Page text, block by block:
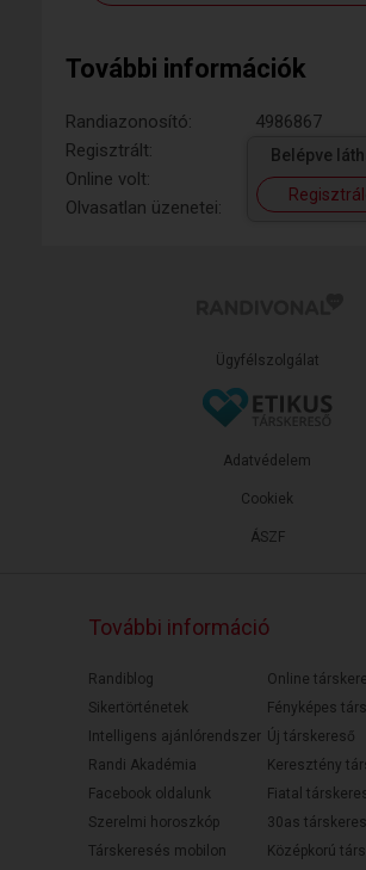
További információk
Randiazonosító:
4986867
Regisztrált:
Online volt:
Olvasatlan üzenetei:
Belépve
Ügyfélszolgálat
ÁSZF
Adatvédelem
Cookiek
További információ
Randiblog
Sikertörténetek
Intelligens ajánlórendszer
Randi Akadémia
Facebook oldalunk
Szerelmi horoszkóp
Társkeresés mobilon
Online
Fényképes
Új társkereső
Keresztény
Fiatal
30as
Középkorú